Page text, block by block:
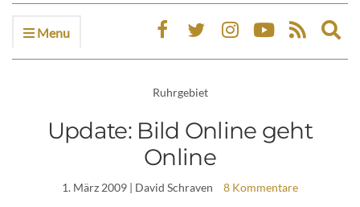
Menu
Ruhrgebiet
Update: Bild Online geht
Online
1. März 2009 | David Schraven 8 Kommentare